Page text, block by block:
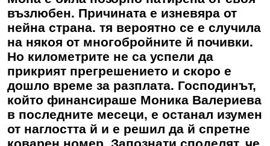
възлюбен. Причината е изневяра от
нейна страна. тя вероятно се е случила
на някоя от многобройните й почивки.
Но километрите не са успели да
прикрият прегрешението и скоро е
дошло време за разплата. Господинът,
който финансираше Моника Валериева
в последните месеци, е останал изумен
от наглостта й и е решил да й спретне
коварен номер. Запознати споделят, че